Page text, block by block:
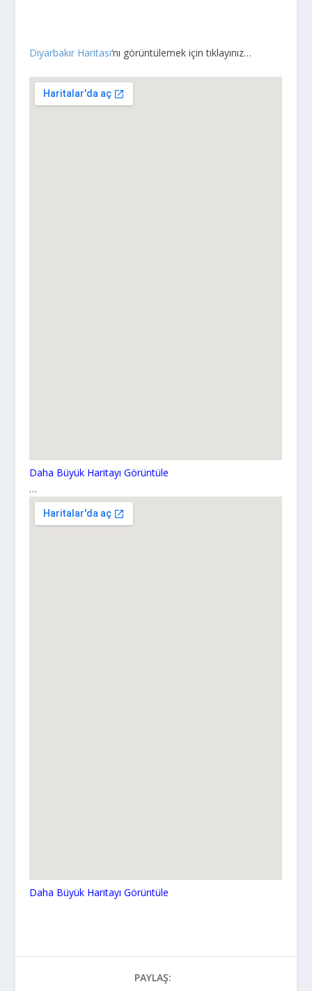
Diyarbakır Haritası‘nı görüntülemek için tıklayınız…
Daha Büyük Haritayı Görüntüle
…
Daha Büyük Haritayı Görüntüle
PAYLAŞ: